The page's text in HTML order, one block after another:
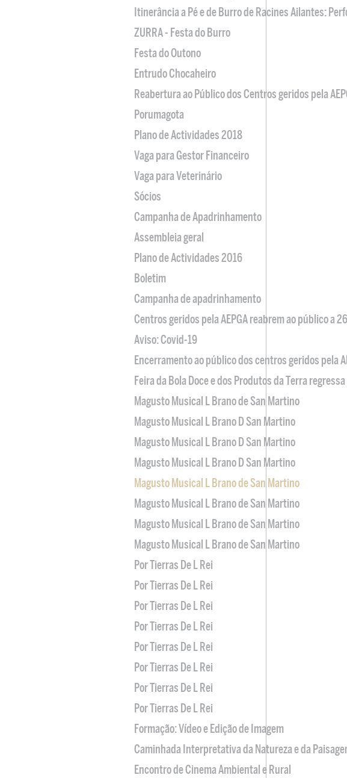
Itinerância a Pé e de Burro de Racines Ailantes:
ZURRA - Festa do Burro
Festa do Outono
Entrudo Chocaheiro
Reabertura ao Público dos Centros geridos pela
Porumagota
Plano de Actividades 2018
Vaga para Gestor Financeiro
Vaga para Veterinário
Sócios
Campanha de Apadrinhamento
Assembleia geral
Plano de Actividades 2016
Boletim
Campanha de apadrinhamento
Centros geridos pela AEPGA reabrem ao público a
Aviso: Covid-19
Encerramento ao público dos centros geridos pela
Feira da Bola Doce e dos Produtos da Terra
Magusto Musical L Brano de San Martino
Magusto Musical L Brano D San Martino
Magusto Musical L Brano D San Martino
Magusto Musical L Brano D San Martino
Magusto Musical L Brano de San Martino
Magusto Musical L Brano de San Martino
Magusto Musical L Brano de San Martino
Magusto Musical L Brano de San Martino
Por Tierras De L Rei
Por Tierras De L Rei
Por Tierras De L Rei
Por Tierras De L Rei
Por Tierras De L Rei
Por Tierras De L Rei
Por Tierras De L Rei
Por Tierras De L Rei
Formação: Vídeo e Edição de Imagem
Caminhada Interpretativa da Natureza e da
Encontro de Cinema Ambiental e Rural